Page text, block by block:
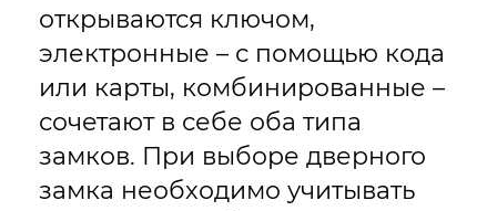
открываются ключом,
электронные – с помощью кода
или карты, комбинированные –
сочетают в себе оба типа
замков. При выборе дверного
замка необходимо учитывать